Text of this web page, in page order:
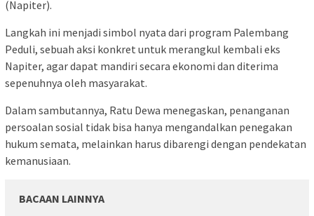
(Napiter).
Langkah ini menjadi simbol nyata dari program Palembang
Peduli, sebuah aksi konkret untuk merangkul kembali eks
Napiter, agar dapat mandiri secara ekonomi dan diterima
sepenuhnya oleh masyarakat.
Dalam sambutannya, Ratu Dewa menegaskan, penanganan
persoalan sosial tidak bisa hanya mengandalkan penegakan
hukum semata, melainkan harus dibarengi dengan pendekatan
kemanusiaan.
BACAAN LAINNYA